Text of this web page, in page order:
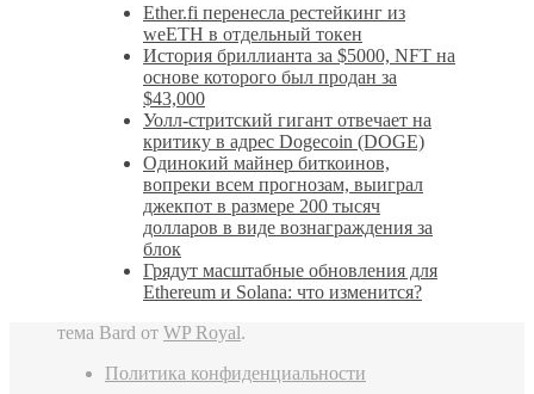
Ether.fi перенесла рестейкинг из
weETH в отдельный токен
История бриллианта за $5000, NFT на
основе которого был продан за
$43,000
Уолл-стритский гигант отвечает на
критику в адрес Dogecoin (DOGE)
Одинокий майнер биткоинов,
вопреки всем прогнозам, выиграл
джекпот в размере 200 тысяч
долларов в виде вознаграждения за
блок
Грядут масштабные обновления для
Ethereum и Solana: что изменится?
тема Bard от WP Royal.
Политика конфиденциальности